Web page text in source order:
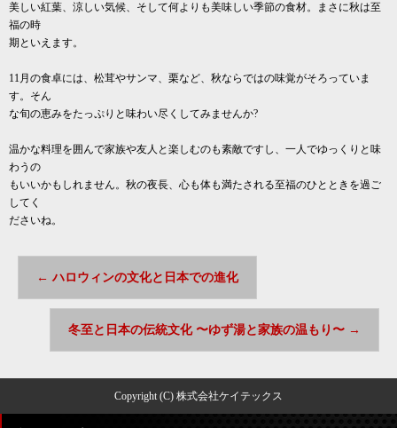
美しい紅葉、涼しい気候、そして何よりも美味しい季節の食材。まさに秋は至
福の時
期といえます。
11月の食卓には、松茸やサンマ、栗など、秋ならではの味覚がそろっていま
す。そん
な旬の恵みをたっぷりと味わい尽くしてみませんか?
温かな料理を囲んで家族や友人と楽しむのも素敵ですし、一人でゆっくりと味
わうの
もいいかもしれません。秋の夜長、心も体も満たされる至福のひとときを過ご
してく
ださいね。
← ハロウィンの文化と日本での進化
冬至と日本の伝統文化 〜ゆず湯と家族の温もり〜 →
Copyright (C) 株式会社ケイテックス